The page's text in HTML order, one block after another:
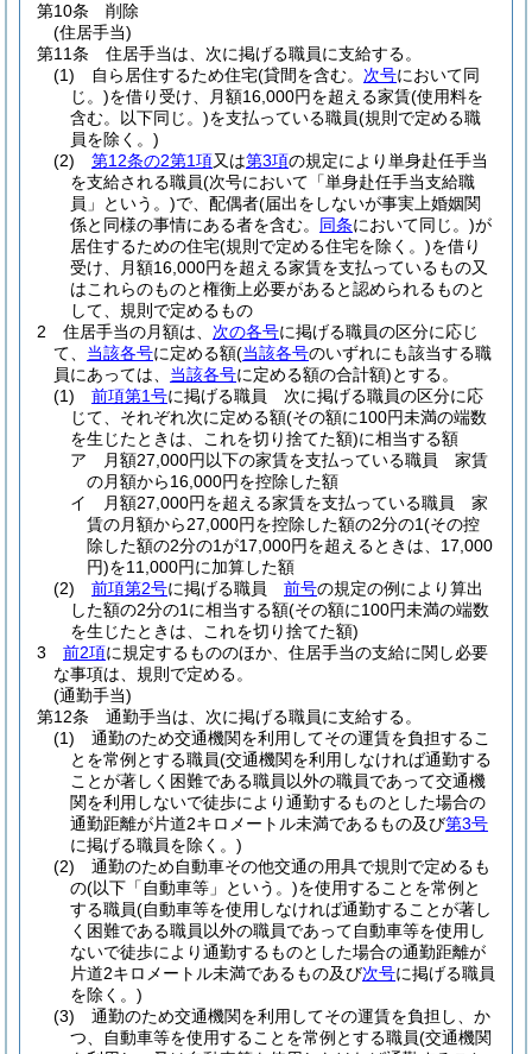
第10条
削除
(住居手当)
第11条
住居手当は、次に掲げる職員に支給する。
(1)
自ら居住するため住宅(貸間を含む。 次号において同
じ。)を借り受け、月額16,000円を超える家賃(使用料を
含む。以下同じ。)を支払っている職員(規則で定める職
員を除く。)
(2)
第12条の2第1項又は第3項の規定により単身赴任手当
を支給される職員(次号において「単身赴任手当支給職
員」という。)で、配偶者(届出をしないが事実上婚姻関
係と同様の事情にある者を含む。 同条において同じ。)が
居住するための住宅(規則で定める住宅を除く。)を借り
受け、月額16,000円を超える家賃を支払っているもの又
はこれらのものと権衡上必要があると認められるものと
して、規則で定めるもの
2
住居手当の月額は、 次の各号に掲げる職員の区分に応じ
て、 当該各号に定める額(当該各号のいずれにも該当する職
員にあっては、 当該各号に定める額の合計額)とする。
(1)
前項第1号に掲げる職員 次に掲げる職員の区分に応
じて、それぞれ次に定める額(その額に100円未満の端数
を生じたときは、これを切り捨てた額)に相当する額
ア
月額27,000円以下の家賃を支払っている職員 家賃
の月額から16,000円を控除した額
イ
月額27,000円を超える家賃を支払っている職員 家
賃の月額から27,000円を控除した額の2分の1(その控
除した額の2分の1が17,000円を超えるときは、17,000
円)を11,000円に加算した額
(2)
前項第2号に掲げる職員 前号の規定の例により算出
した額の2分の1に相当する額(その額に100円未満の端数
を生じたときは、これを切り捨てた額)
3
前2項に規定するもののほか、住居手当の支給に関し必要
な事項は、規則で定める。
(通勤手当)
第12条
通勤手当は、次に掲げる職員に支給する。
(1)
通勤のため交通機関を利用してその運賃を負担するこ
とを常例とする職員(交通機関を利用しなければ通勤する
ことが著しく困難である職員以外の職員であって交通機
関を利用しないで徒歩により通勤するものとした場合の
通勤距離が片道2キロメートル未満であるもの及び第3号
に掲げる職員を除く。)
(2)
通勤のため自動車その他交通の用具で規則で定めるも
の(以下「自動車等」という。)を使用することを常例と
する職員(自動車等を使用しなければ通勤することが著し
く困難である職員以外の職員であって自動車等を使用し
ないで徒歩により通勤するものとした場合の通勤距離が
片道2キロメートル未満であるもの及び次号に掲げる職員
を除く。)
(3)
通勤のため交通機関を利用してその運賃を負担し、か
つ、自動車等を使用することを常例とする職員(交通機関